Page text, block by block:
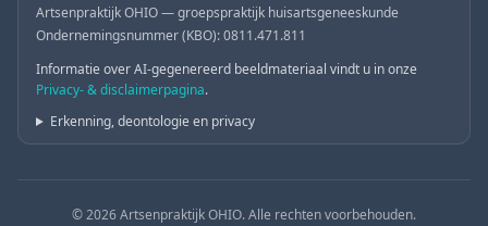
Artsenpraktijk OHIO — groepspraktijk huisartsgeneeskunde
Ondernemingsnummer (KBO): 0811.471.811
Informatie over AI-gegenereerd beeldmateriaal vindt u in onze
Privacy- & disclaimerpagina.
Erkenning, deontologie en privacy
© 2026 Artsenpraktijk OHIO. Alle rechten voorbehouden.